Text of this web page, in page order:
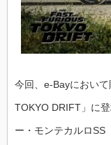
今回、e-Bayにおい
TOKYO DRIFT」に
ー・モンテカルロSS